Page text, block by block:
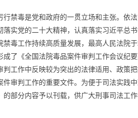
禁毒是党和政府的一贯立场和主张。依
实党的二十大精神，认真落实习近平总
毒工作持续高质量发展，最高人民法院
了《全国法院毒品案件审判工作会议纪
工作中反映较为突出的法律适用、政策
审判工作的重要文件。为便于司法实践
部分内容予以刊载，供广大刑事司法工